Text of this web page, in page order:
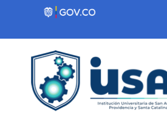
Contenido inicial